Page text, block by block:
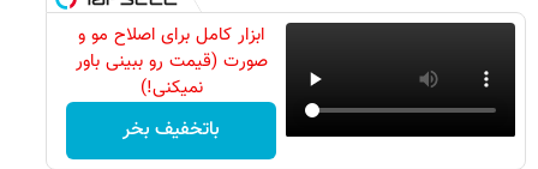
ابزار کامل برای اصلاح مو و
صورت (قیمت رو ببینی باور
نمیکنی!)
باتخفیف بخر